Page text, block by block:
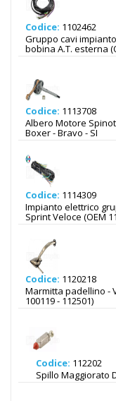
Codice: 1102462
Gruppo cavi impianto
bobina A.T. esterna
Codice: 1113708
Albero Motore
Boxer - Bravo - SI
Codice: 1114309
Impianto elettrico
Sprint Veloce (OEM
Codice: 1120218
Marmitta padellino -
100119 - 112501)
Codice: 112202
Spillo Maggiorato